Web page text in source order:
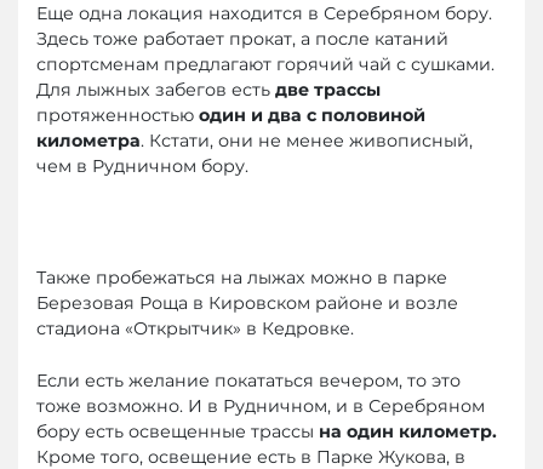
Еще одна локация находится в Серебряном бору.
Здесь тоже работает прокат, а после катаний
спортсменам предлагают горячий чай с сушками.
Для лыжных забегов есть две трассы
протяженностью один и два с половиной
километра. Кстати, они не менее живописный,
чем в Рудничном бору.
Также пробежаться на лыжах можно в парке
Березовая Роща в Кировском районе и возле
стадиона «Открытчик» в Кедровке.
Если есть желание покататься вечером, то это
тоже возможно. И в Рудничном, и в Серебряном
бору есть освещенные трассы на один километр.
Кроме того, освещение есть в Парке Жукова, в